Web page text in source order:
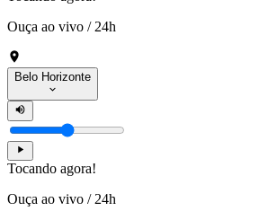
Ouça ao vivo / 24h
Belo Horizonte
Tocando agora!
Ouça ao vivo / 24h